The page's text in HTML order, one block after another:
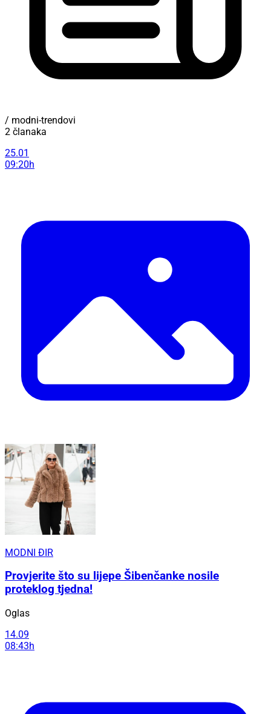
/ modni-trendovi
2 članaka
25.01
09:20h
MODNI ĐIR
Provjerite što su lijepe Šibenčanke nosile
proteklog tjedna!
Oglas
14.09
08:43h